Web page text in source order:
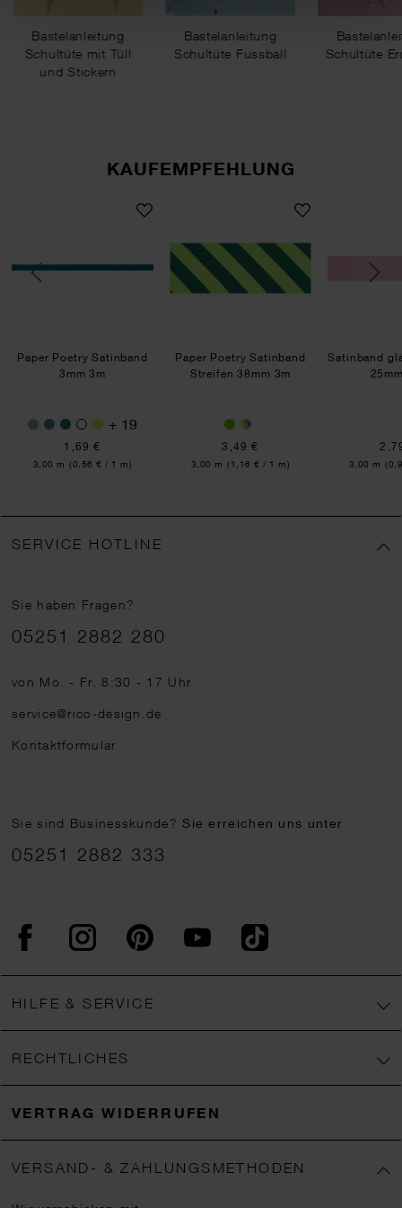
Bastelanleitung
Schultüte mit Tüll
und Stickern
Bastelanleitung
Schultüte Fussball
Schultüte
KAUFEMPFEHLUNG
Paper Poetry Satinband 3mm 3m
Paper Poetry Satinband
3mm 3m
+ 19
1,69 €
Inhalt:
3,00 m (0,56 € / 1 m)
Paper Poetry Satinband
Paper Poetry Satinband
Streifen 38mm 3m
3,49 €
Inhalt:
3,00 m (1,16 € / 1 m)
Satinband
Inhalt:
3,00 m
SERVICE HOTLINE
Sie haben Fragen?
Telefonnummer
05251 2882 280
von Mo. - Fr. 8:30 - 17 Uhr
service@rico-design.de
Kontaktformular
Sie sind Businesskunde?Sie erreichen uns unter
05251 2882 333
FacebookInstagram PinterestYouTubeTikTok
HILFE & SERVICE
RECHTLICHES
VERTRAG WIDERRUFEN
VERSAND- & ZAHLUNGSMETHODEN